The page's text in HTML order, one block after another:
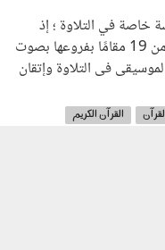
في التلاوة ؛ إذ
أتقن المقامات لدرجة أنه قرأ القرآن بأكثر من 19 مقامًا بفروعها بصوت
فى التلاوة وإتقان
القرآن الكريم